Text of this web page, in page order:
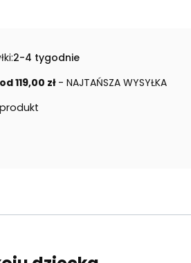
2-4 tygodnie
od 119,00 zł - NAJTAŃSZA WYSYŁKA